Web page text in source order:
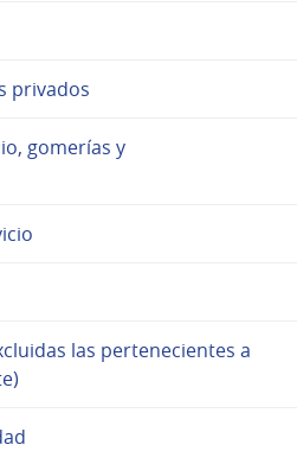
privados
gomerías y
las pertenecientes a